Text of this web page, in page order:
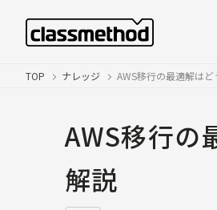
TOP ナレッジ AWS移行の最適解は
AWS移行の
解説